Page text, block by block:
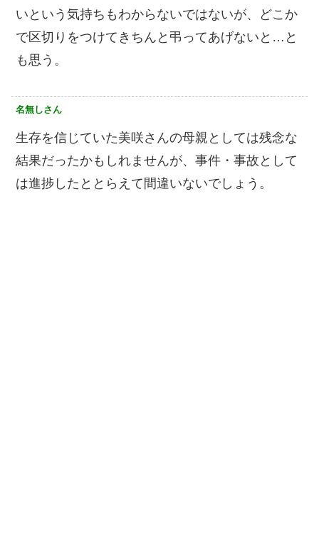
いという気持ちもわからないではないが、どこか
で区切りをつけてきちんと弔ってあげないと…と
も思う。
名無しさん
生存を信じていた美咲さんの母親としては残念な
結果だったかもしれませんが、事件・事故として
は進捗したととらえて間違いないでしょう。